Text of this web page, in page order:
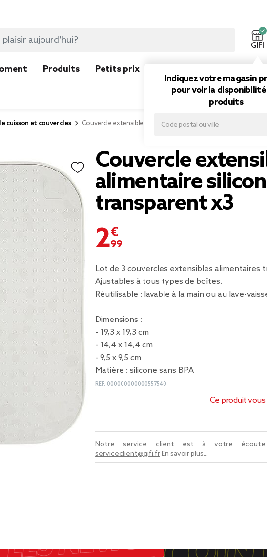
GIFI
Indiquez votre magasin
pour voir la disponibilité
produits
Produits Petits prix
cuisson et couvercles Couvercle extensible alimentaire silicone transparent x3
Couvercle
alimentaire
transparent x3
2,99 €
Lot de 3 couvercles extensibles alimentaires
Ajustables à tous types de boîtes.
Réutilisable : lavable à la main ou au lave-
Dimensions :
- 19,3 x 19,3 cm
- 14,4 x 14,4 cm
- 9,5 x 9,5 cm
Matière : silicone sans BPA
REF. 000000000000557540
Ce produit vous
Notre service client est à votre
serviceclient@gifi.frEn savoir plus...